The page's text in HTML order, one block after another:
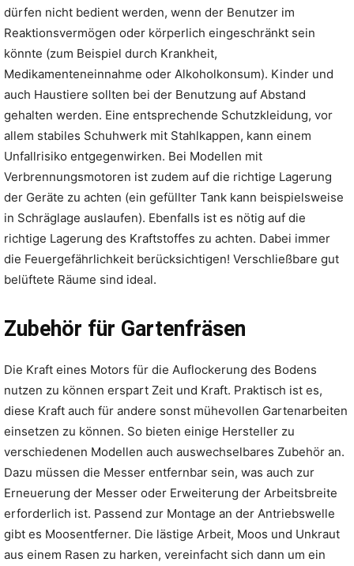
dürfen nicht bedient werden, wenn der Benutzer im
Reaktionsvermögen oder körperlich eingeschränkt sein
könnte (zum Beispiel durch Krankheit,
Medikamenteneinnahme oder Alkoholkonsum). Kinder und
auch Haustiere sollten bei der Benutzung auf Abstand
gehalten werden. Eine entsprechende Schutzkleidung, vor
allem stabiles Schuhwerk mit Stahlkappen, kann einem
Unfallrisiko entgegenwirken. Bei Modellen mit
Verbrennungsmotoren ist zudem auf die richtige Lagerung
der Geräte zu achten (ein gefüllter Tank kann beispielsweise
in Schräglage auslaufen). Ebenfalls ist es nötig auf die
richtige Lagerung des Kraftstoffes zu achten. Dabei immer
die Feuergefährlichkeit berücksichtigen! Verschließbare gut
belüftete Räume sind ideal.
Zubehör für Gartenfräsen
Die Kraft eines Motors für die Auflockerung des Bodens
nutzen zu können erspart Zeit und Kraft. Praktisch ist es,
diese Kraft auch für andere sonst mühevollen Gartenarbeiten
einsetzen zu können. So bieten einige Hersteller zu
verschiedenen Modellen auch auswechselbares Zubehör an.
Dazu müssen die Messer entfernbar sein, was auch zur
Erneuerung der Messer oder Erweiterung der Arbeitsbreite
erforderlich ist. Passend zur Montage an der Antriebswelle
gibt es Moosentferner. Die lästige Arbeit, Moos und Unkraut
aus einem Rasen zu harken, vereinfacht sich dann um ein